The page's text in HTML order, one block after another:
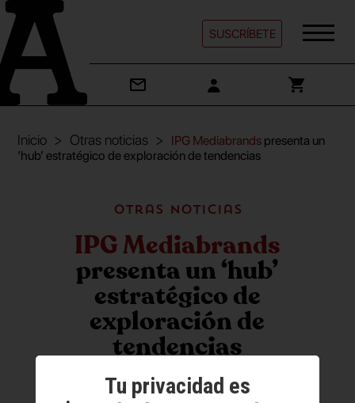
SUSCRÍBETE
Inicio Otras noticias IPG Mediabrands presenta un
‘hub’ estratégico de exploración de tendencias
Otras noticias
IPG Mediabrands
presenta un ‘hub’
estratégico de
exploración de
tendencias
Mediabrands Discovery se ha
Tu privacidad es